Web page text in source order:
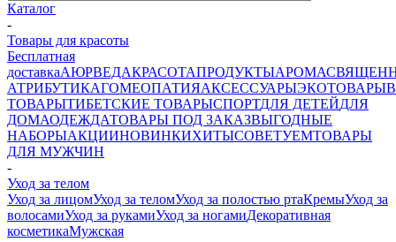
Каталог
-
Товары для красоты
Бесплатная
доставкаАЮРВЕДАКРАСОТАПРОДУКТЫАРОМА
АТРИБУТИКАГОМЕОПАТИЯАКСЕССУАРЫЭКОТОВАРЫ
ТОВАРЫТИБЕТСКИЕ ТОВАРЫСПОРТДЛЯ ДЕТЕЙДЛЯ
ДОМАОДЕЖДАТОВАРЫ ПОД ЗАКАЗВЫГОДНЫЕ
НАБОРЫАКЦИИНОВИНКИХИТЫСОВЕТУЕМТОВАРЫ
ДЛЯ МУЖЧИН
-
Уход за телом
Уход за лицомУход за теломУход за полостью ртаКремыУход за
волосамиУход за рукамиУход за ногамиДекоративная
косметикаМужская